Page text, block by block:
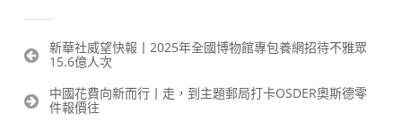
文
章
覽
新華社威望快報丨2025年全國博物館專包養網招待不雅眾
15.6億人次
中國花費向新而行丨走，到主題郵局打卡OSDER奧斯德零
件報價往